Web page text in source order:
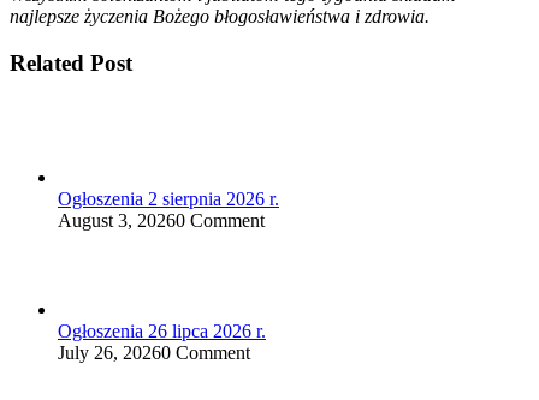
najlepsze życzenia Bożego błogosławieństwa i zdrowia.
Related Post
Ogłoszenia 2 sierpnia 2026 r.
August 3, 20260 Comment
Ogłoszenia 26 lipca 2026 r.
July 26, 20260 Comment